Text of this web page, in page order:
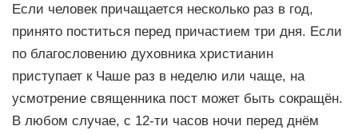
Если человек причащается несколько раз в год,
принято поститься перед причастием три дня. Если
по благословению духовника христианин
приступает к Чаше раз в неделю или чаще, на
усмотрение священника пост может быть сокращён.
В любом случае, с 12-ти часов ночи перед днём